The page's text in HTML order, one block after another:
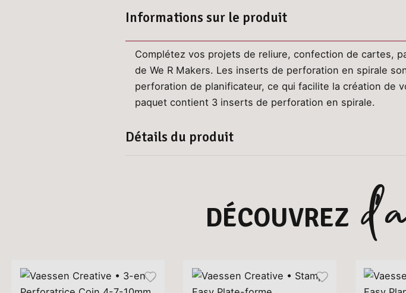
Informations sur le produit
Complétez vos projets de reliure, confection de cartes,
de We R Makers. Les inserts de perforation en spirale
perforation de planificateur, ce qui facilite la création de
paquet contient 3 inserts de perforation en spirale.
Détails du produit
DÉCOUVREZ